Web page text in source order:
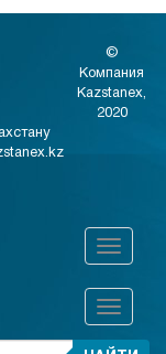
©
Компания
Kazstanex,
2020